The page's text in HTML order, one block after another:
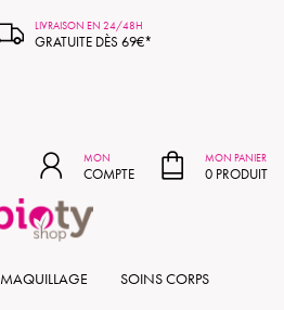
LIVRAISON EN 24/48H
GRATUITE DÈS 69€*
MON
COMPTE
MON PANIER
0 PRODUIT
MAQUILLAGE SOINS CORPS
MON PANIER